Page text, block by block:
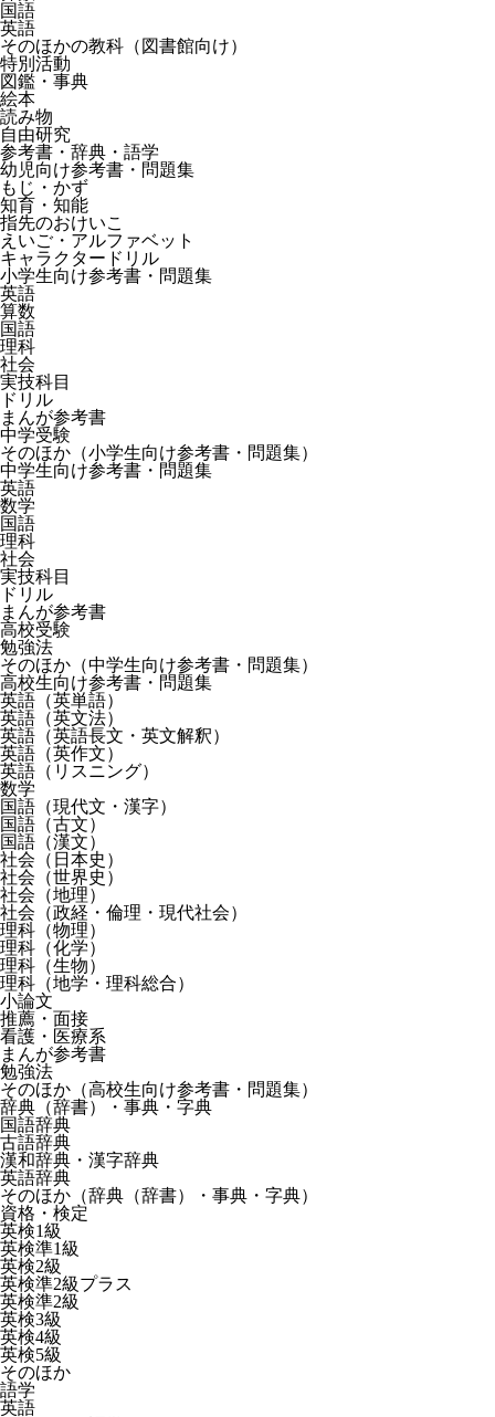
国語
英語
そのほかの教科（図書館向け）
特別活動
図鑑・事典
絵本
読み物
自由研究
参考書・辞典・語学
幼児向け参考書・問題集
もじ・かず
知育・知能
指先のおけいこ
えいご・アルファベット
キャラクタードリル
小学生向け参考書・問題集
英語
算数
国語
理科
社会
実技科目
ドリル
まんが参考書
中学受験
そのほか（小学生向け参考書・問題集）
中学生向け参考書・問題集
英語
数学
国語
理科
社会
実技科目
ドリル
まんが参考書
高校受験
勉強法
そのほか（中学生向け参考書・問題集）
高校生向け参考書・問題集
英語（英単語）
英語（英文法）
英語（英語長文・英文解釈）
英語（英作文）
英語（リスニング）
数学
国語（現代文・漢字）
国語（古文）
国語（漢文）
社会（日本史）
社会（世界史）
社会（地理）
社会（政経・倫理・現代社会）
理科（物理）
理科（化学）
理科（生物）
理科（地学・理科総合）
小論文
推薦・面接
看護・医療系
まんが参考書
勉強法
そのほか（高校生向け参考書・問題集）
辞典（辞書）・事典・字典
国語辞典
古語辞典
漢和辞典・漢字辞典
英語辞典
そのほか（辞典（辞書）・事典・字典）
資格・検定
英検1級
英検準1級
英検2級
英検準2級プラス
英検準2級
英検3級
英検4級
英検5級
そのほか
語学
英語